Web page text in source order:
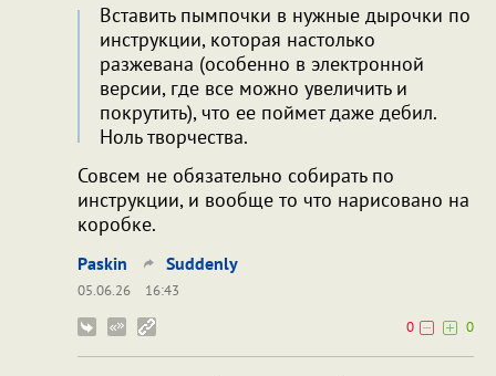
Вставить пымпочки в нужные дырочки по
инструкции, которая настолько
разжевана (особенно в электронной
версии, где все можно увеличить и
покрутить), что ее поймет даже дебил.
Ноль творчества.
Совсем не обязательно собирать по
инструкции, и вообще то что нарисовано на
коробке.
Paskin Suddenly
05.06.26
16:43
0
0